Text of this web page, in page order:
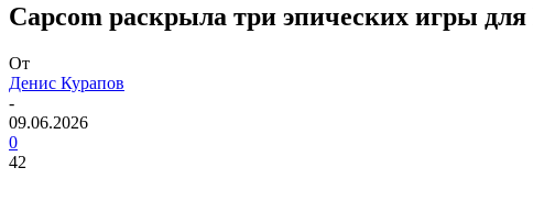
Capcom раскрыла три эпических игры
От
Денис Курапов
-
09.06.2026
0
42